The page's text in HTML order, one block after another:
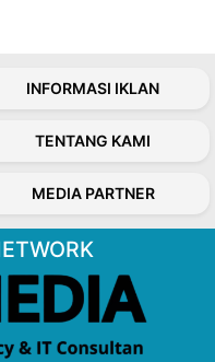
INFORMASI IKLAN
TENTANG KAMI
MEDIA PARTNER